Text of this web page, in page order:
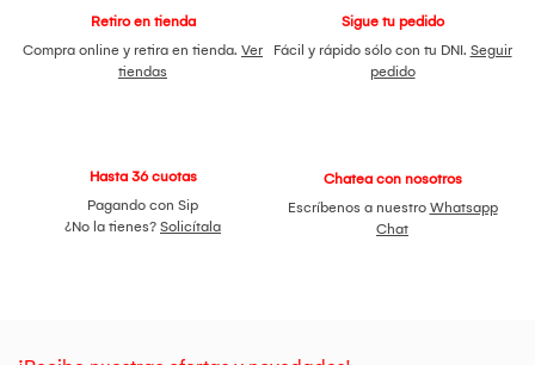
Retiro en tienda
Compra online y retira en tienda. Ver
tiendas
Sigue tu pedido
Fácil y rápido sólo con tu DNI. Seguir
pedido
Hasta 36 cuotas
Pagando con Sip
¿No la tienes? Solicítala
Chatea con nosotros
Escríbenos a nuestro Whatsapp
Chat